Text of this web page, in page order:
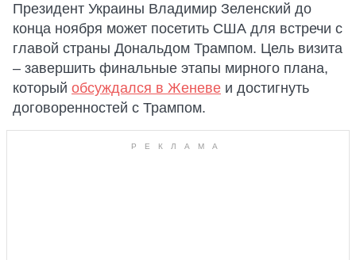
Президент Украины Владимир Зеленский до
конца ноября может посетить США для встречи с
главой страны Дональдом Трампом. Цель визита
– завершить финальные этапы мирного плана,
который обсуждался в Женеве и достигнуть
договоренностей с Трампом.